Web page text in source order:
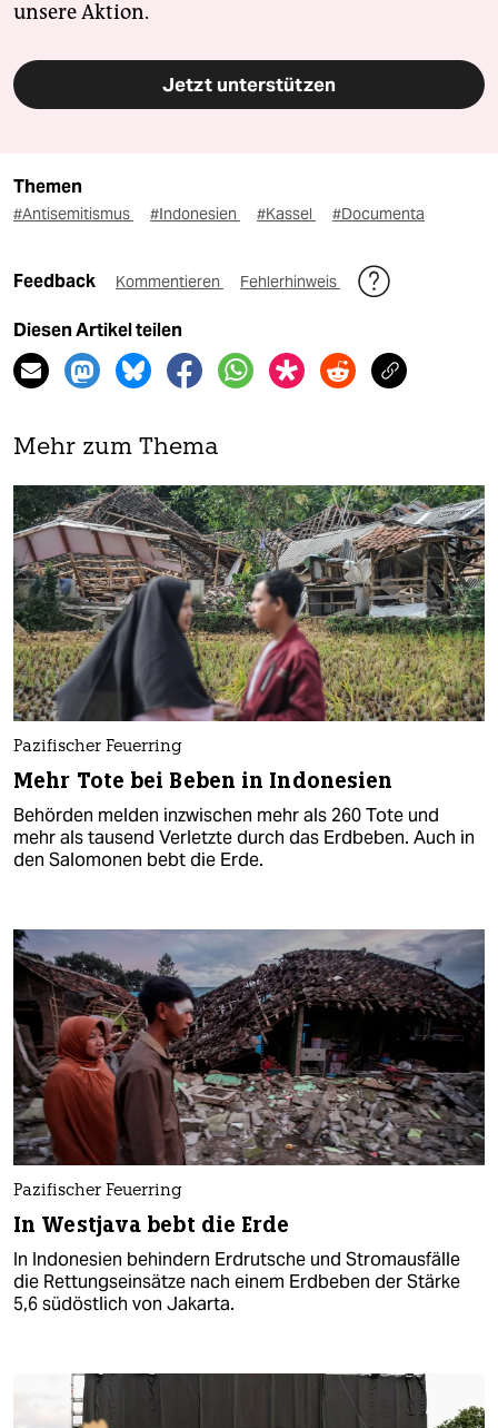
unsere Aktion.
Jetzt unterstützen
Themen
#Antisemitismus #Indonesien #Kassel #Documenta
Feedback Kommentieren Fehlerhinweis
Diesen Artikel teilen
Mehr zum Thema
Pazifischer Feuerring
Mehr Tote bei Beben in Indonesien
Behörden melden inzwischen mehr als 260 Tote und
mehr als tausend Verletzte durch das Erdbeben. Auch in
den Salomonen bebt die Erde.
Pazifischer Feuerring
In Westjava bebt die Erde
In Indonesien behindern Erdrutsche und Stromausfälle
die Rettungseinsätze nach einem Erdbeben der Stärke
5,6 südöstlich von Jakarta.